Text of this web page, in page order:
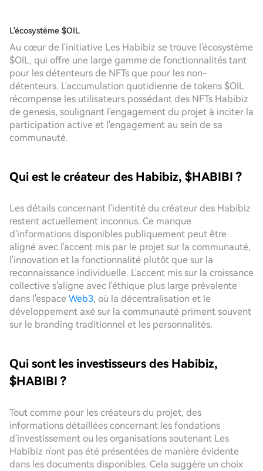
L'écosystème $OIL
Au cœur de l'initiative Les Habibiz se trouve l'écosystème
$OIL, qui offre une large gamme de fonctionnalités tant
pour les détenteurs de NFTs que pour les non-
détenteurs. L'accumulation quotidienne de tokens $OIL
récompense les utilisateurs possédant des NFTs Habibiz
de genesis, soulignant l'engagement du projet à inciter la
participation active et l'engagement au sein de sa
communauté.
Qui est le créateur des Habibiz, $HABIBI ?
Les détails concernant l'identité du créateur des Habibiz
restent actuellement inconnus. Ce manque
d'informations disponibles publiquement peut être
aligné avec l'accent mis par le projet sur la communauté,
l'innovation et la fonctionnalité plutôt que sur la
reconnaissance individuelle. L'accent mis sur la croissance
collective s'aligne avec l'éthique plus large prévalente
dans l'espace Web3, où la décentralisation et le
développement axé sur la communauté priment souvent
sur le branding traditionnel et les personnalités.
Qui sont les investisseurs des Habibiz,
$HABIBI ?
Tout comme pour les créateurs du projet, des
informations détaillées concernant les fondations
d'investissement ou les organisations soutenant Les
Habibiz n'ont pas été présentées de manière évidente
dans les documents disponibles. Cela suggère un choix